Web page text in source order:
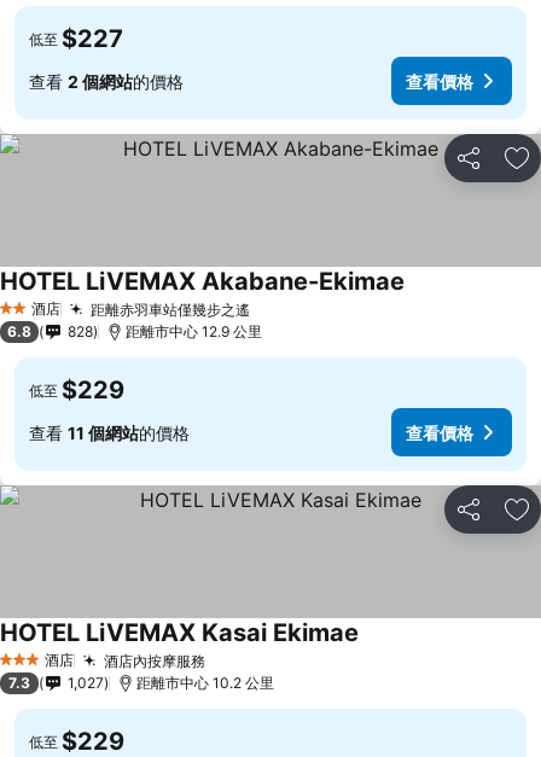
低至 $227
查看 2 個網站的價格 查看價格
分享 放
2 星級酒店 距離赤羽車站僅幾步之遙
HOTEL LiVEMAX Akabane-Ekimae
6.8 828 距離市中心 12.9 公里
低至 $229
查看 11 個網站的價格 查看價格
分享 放
3 星級 酒店 酒店內按摩服務
HOTEL LiVEMAX Kasai Ekimae
7.3 1,027 距離市中心 10.2 公里
低至 $229